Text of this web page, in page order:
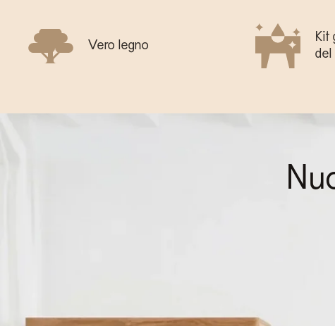
Vero legno
Kit
del